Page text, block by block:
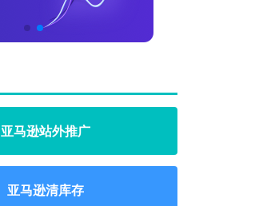
亚马逊站外推广
亚马逊清库存